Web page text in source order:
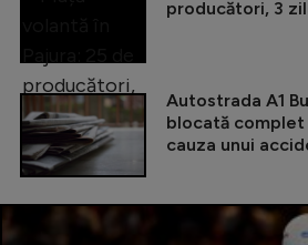
producători, 3
Autostrada A1
blocată complet
cauza unui